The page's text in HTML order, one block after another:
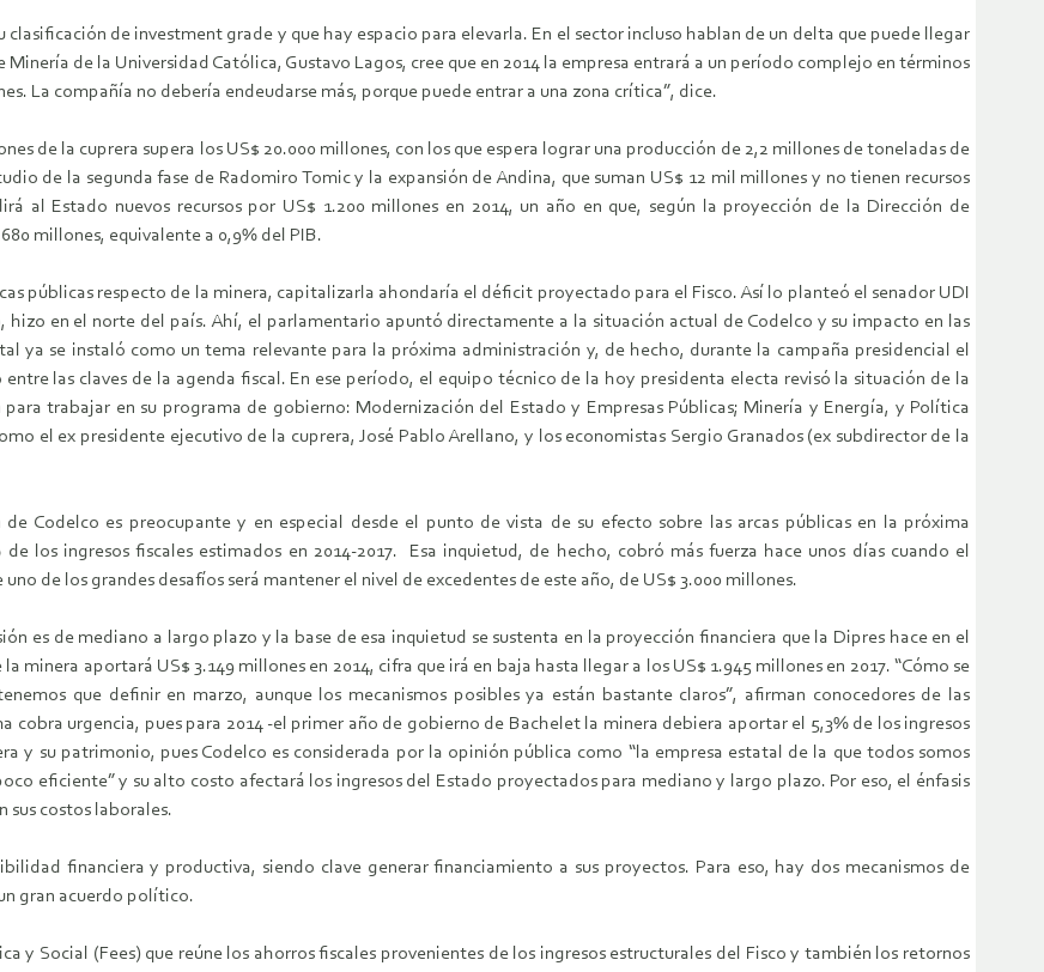
clasificación de investment grade y que hay espacio para elevarla. En el sector incluso hablan de un delta que puede llegar
de la Universidad Católica, Gustavo Lagos, cree que en 2014 la empresa entrará a un período complejo en términos
La compañía no debería endeudarse más, porque puede entrar a una zona crítica”, dice.
de la cuprera supera los US$ 20.000 millones, con los que espera lograr una producción de 2,2 millones de toneladas de
de la segunda fase de Radomiro Tomic y la expansión de Andina, que suman US$ 12 mil millones y no tienen recursos
Estado nuevos recursos por US$ 1.200 millones en 2014, un año en que, según la proyección de la Dirección de
millones, equivalente a 0,9% del PIB.
públicas respecto de la minera, capitalizarla ahondaría el déficit proyectado para el Fisco. Así lo planteó el senador UDI
hizo en el norte del país. Ahí, el parlamentario apuntó directamente a la situación actual de Codelco y su impacto en las
ya se instaló como un tema relevante para la próxima administración y, de hecho, durante la campaña presidencial el
las claves de la agenda fiscal. En ese período, el equipo técnico de la hoy presidenta electa revisó la situación de la
trabajar en su programa de gobierno: Modernización del Estado y Empresas Públicas; Minería y Energía, y Política
el ex presidente ejecutivo de la cuprera, José Pablo Arellano, y los economistas Sergio Granados (ex subdirector de la
Codelco es preocupante y en especial desde el punto de vista de su efecto sobre las arcas públicas en la próxima
los ingresos fiscales estimados en 2014-2017. Esa inquietud, de hecho, cobró más fuerza hace unos días cuando el
de los grandes desafíos será mantener el nivel de excedentes de este año, de US$ 3.000 millones.
es de mediano a largo plazo y la base de esa inquietud se sustenta en la proyección financiera que la Dipres hace en el
minera aportará US$ 3.149 millones en 2014, cifra que irá en baja hasta llegar a los US$ 1.945 millones en 2017. “Cómo se
que definir en marzo, aunque los mecanismos posibles ya están bastante claros”, afirman conocedores de las
cobra urgencia, pues para 2014 -el primer año de gobierno de Bachelet la minera debiera aportar el 5,3% de los ingresos
y su patrimonio, pues Codelco es considerada por la opinión pública como “la empresa estatal de la que todos somos
eficiente” y su alto costo afectará los ingresos del Estado proyectados para mediano y largo plazo. Por eso, el énfasis
sus costos laborales.
financiera y productiva, siendo clave generar financiamiento a sus proyectos. Para eso, hay dos mecanismos de
gran acuerdo político.
y Social (Fees) que reúne los ahorros fiscales provenientes de los ingresos estructurales del Fisco y también los retornos